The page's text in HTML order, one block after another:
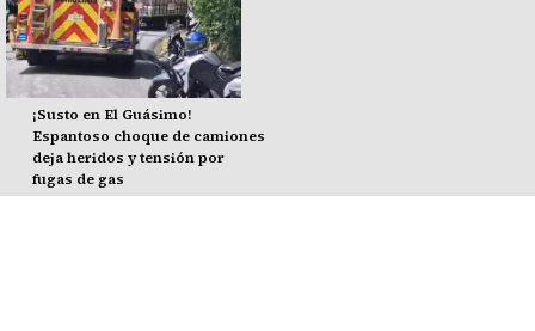
¡Susto en El Guásimo!
Espantoso choque de camiones
deja heridos y tensión por
fugas de gas